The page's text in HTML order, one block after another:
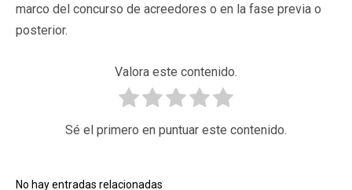
marco del concurso de acreedores o en la fase previa o
posterior.
Valora este contenido.
Sé el primero en puntuar este contenido.
No hay entradas relacionadas